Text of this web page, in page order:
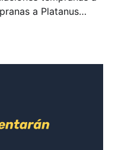
/ 20:59 hrs (CDMX)
y podrías empezar a